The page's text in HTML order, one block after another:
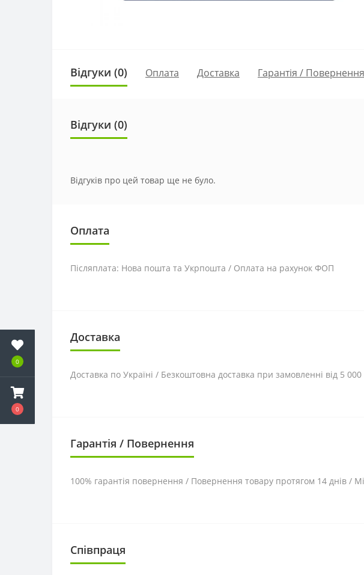
0
0
Відгуки (0) Оплата Доставка Гарантія / Повернення
Відгуки (0)
Відгуків про цей товар ще не було.
Оплата
Післяплата: Нова пошта та Укрпошта / Оплата на рахунок ФОП
Доставка
Доставка по Україні / Безкоштовна доставка при замовленні від 5
Гарантія / Повернення
100% гарантія повернення / Повернення товару протягом 14 днів /
Співпраця